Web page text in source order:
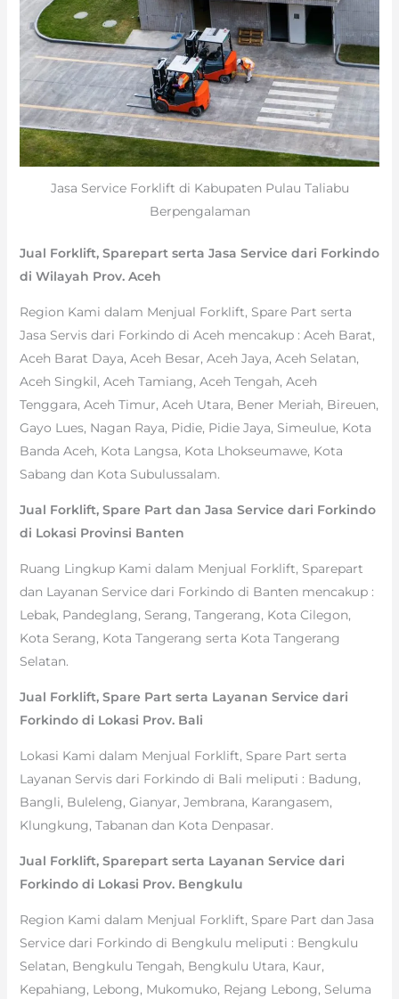
Jasa Service Forklift di Kabupaten Pulau Taliabu
Berpengalaman
Jual Forklift, Sparepart serta Jasa Service dari Forkindo
di Wilayah Prov. Aceh
Region Kami dalam Menjual Forklift, Spare Part serta
Jasa Servis dari Forkindo di Aceh mencakup : Aceh Barat,
Aceh Barat Daya, Aceh Besar, Aceh Jaya, Aceh Selatan,
Aceh Singkil, Aceh Tamiang, Aceh Tengah, Aceh
Tenggara, Aceh Timur, Aceh Utara, Bener Meriah, Bireuen,
Gayo Lues, Nagan Raya, Pidie, Pidie Jaya, Simeulue, Kota
Banda Aceh, Kota Langsa, Kota Lhokseumawe, Kota
Sabang dan Kota Subulussalam.
Jual Forklift, Spare Part dan Jasa Service dari Forkindo
di Lokasi Provinsi Banten
Ruang Lingkup Kami dalam Menjual Forklift, Sparepart
dan Layanan Service dari Forkindo di Banten mencakup :
Lebak, Pandeglang, Serang, Tangerang, Kota Cilegon,
Kota Serang, Kota Tangerang serta Kota Tangerang
Selatan.
Jual Forklift, Spare Part serta Layanan Service dari
Forkindo di Lokasi Prov. Bali
Lokasi Kami dalam Menjual Forklift, Spare Part serta
Layanan Servis dari Forkindo di Bali meliputi : Badung,
Bangli, Buleleng, Gianyar, Jembrana, Karangasem,
Klungkung, Tabanan dan Kota Denpasar.
Jual Forklift, Sparepart serta Layanan Service dari
Forkindo di Lokasi Prov. Bengkulu
Region Kami dalam Menjual Forklift, Spare Part dan Jasa
Service dari Forkindo di Bengkulu meliputi : Bengkulu
Selatan, Bengkulu Tengah, Bengkulu Utara, Kaur,
Kepahiang, Lebong, Mukomuko, Rejang Lebong, Seluma